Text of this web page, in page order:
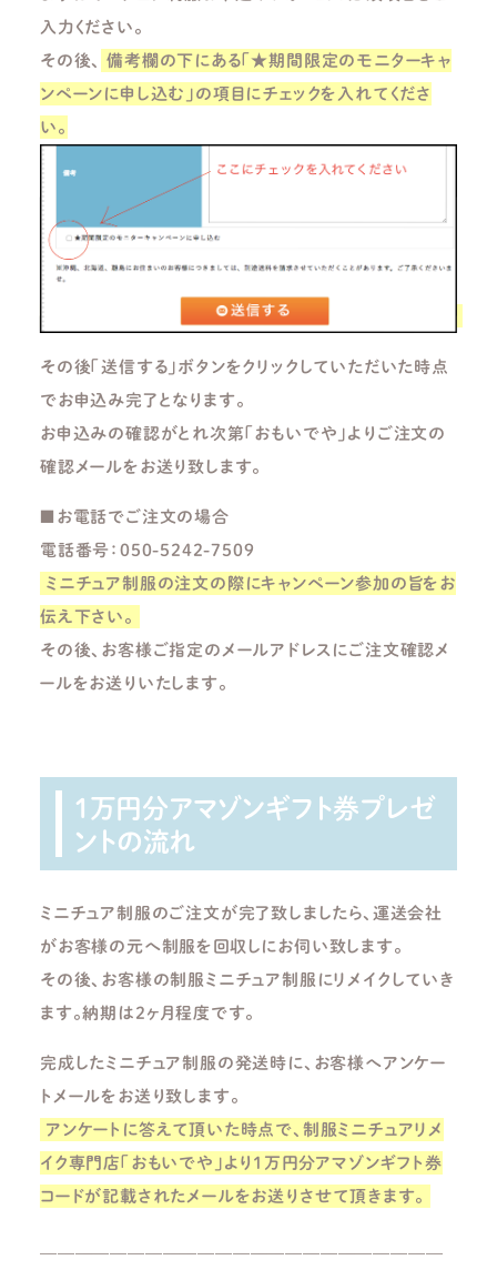
入力ください。
その後、 備考欄の下にある「★期間限定のモニターキャ
ンペーンに申し込む」の項目にチェックを入れてくださ
い。
その後「送信する」ボタンをクリックしていただいた時点
でお申込み完了となります。
お申込みの確認がとれ次第「おもいでや」よりご注文の
確認メールをお送り致します。
■お電話でご注文の場合
電話番号：050-5242-7509
ミニチュア制服の注文の際にキャンペーン参加の旨をお
伝え下さい。
その後、お客様ご指定のメールアドレスにご注文確認メ
ールをお送りいたします。
1万円分アマゾンギフト券プレゼ
ントの流れ
ミニチュア制服のご注文が完了致しましたら、運送会社
がお客様の元へ制服を回収しにお伺い致します。
その後、お客様の制服ミニチュア制服にリメイクしていき
ます。納期は2ヶ月程度です。
完成したミニチュア制服の発送時に、お客様へアンケー
トメールをお送り致します。
アンケートに答えて頂いた時点で、制服ミニチュアリメ
イク専門店「おもいでや」より1万円分アマゾンギフト券
コードが記載されたメールをお送りさせて頂きます。